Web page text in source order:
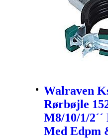
Walraven
Rørbøjle
M8/10/1/
Med Edpm